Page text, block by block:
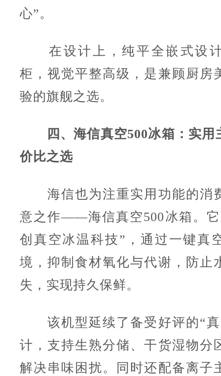
心”。
在设计上，纯平全嵌式设
柜，视觉平整高级，是兼顾厨房
验的旗舰之选。
四、海信真空500冰箱：实用
价比之选
海信也为注重实用功能的消
意之作——海信真空500冰箱。它
创真空冰温科技”，通过一键真
境，抑制食材氧化与代谢，防止
失，实现持久保鲜。
该机型延续了备受好评的“真
计，支持生熟分储、干货湿物分
解决串味困扰。同时还配备离子